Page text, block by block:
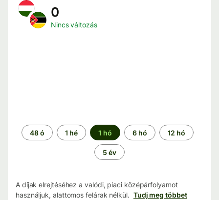
0
Nincs változás
Időszak
48 ó 1 hé 1 hó 6 hó 12 hó
5 év
A díjak elrejtéséhez a valódi, piaci középárfolyamot
használjuk, alattomos felárak nélkül. Tudj meg többet